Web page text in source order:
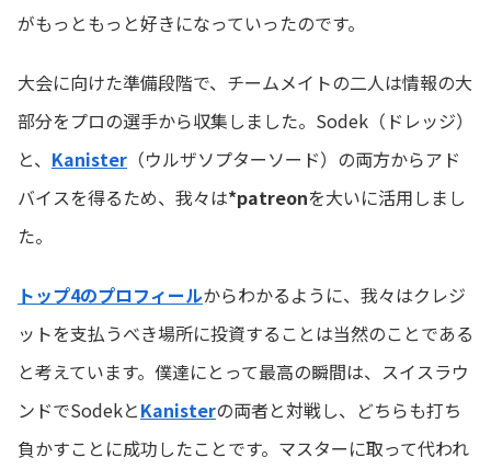
がもっともっと好きになっていったのです。
大会に向けた準備段階で、チームメイトの二人は情報の大
部分をプロの選手から収集しました。Sodek（ドレッジ）
と、 Kanister （ウルザソプターソード）の両方からアド
バイスを得るため、我々は*patreonを大いに活用しまし
た。
トップ4のプロフィールからわかるように、我々はクレジ
ットを支払うべき場所に投資することは当然のことである
と考えています。僕達にとって最高の瞬間は、スイスラウ
ンドでSodekとKanisterの両者と対戦し、どちらも打ち
負かすことに成功したことです。マスターに取って代われ